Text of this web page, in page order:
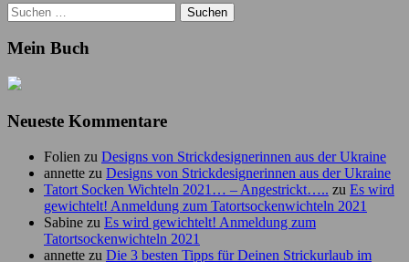
Suchen
nach:
Mein Buch
Neueste Kommentare
Folien zu Designs von Strickdesignerinnen aus der Ukraine
annette zu Designs von Strickdesignerinnen aus der Ukraine
Tatort Socken Wichteln 2021… – Angestrickt….. zu Es wird
gewichtelt! Anmeldung zum Tatortsockenwichteln 2021
Sabine zu Es wird gewichtelt! Anmeldung zum
Tatortsockenwichteln 2021
annette zu Die 3 besten Tipps für Deinen Strickurlaub im